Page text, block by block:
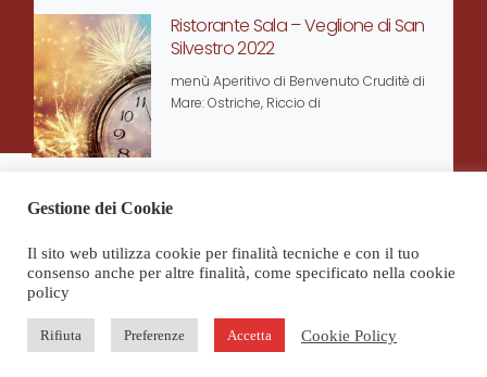
Ristorante Sala – Veglione di San
Silvestro 2022
menù Aperitivo di Benvenuto Cruditè di
Mare: Ostriche, Riccio di
2022
Ore 12,30 Menù INSALATA DI POLIPO ALLA
GENOVESE INVOLTINO DI
Gestione dei Cookie
Il sito web utilizza cookie per finalità tecniche e con il tuo
consenso anche per altre finalità, come specificato nella cookie
policy
Rifiuta Preferenze Accetta Cookie Policy